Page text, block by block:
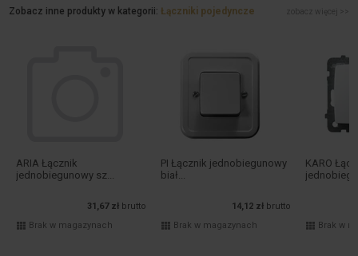
Zobacz inne produkty w kategorii: Łączniki pojedyncze zobacz więcej >>
ARIA Łącznik
jednobiegunowy sz...
31,67 zł brutto
Brak w magazynach
PI Łącznik jednobiegunowy
biał...
14,12 zł brutto
Brak w magazynach
KARO
Brak w